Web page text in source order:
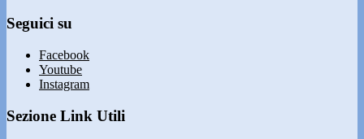
Seguici su
Facebook
Youtube
Instagram
Sezione Link Utili